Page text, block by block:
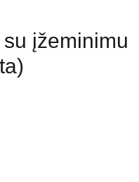
įžeminimu